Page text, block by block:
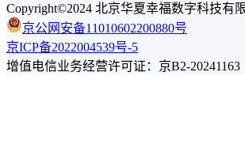
Copyright©2024 北京华夏幸福数字科技有
京公网安备11010602200880号
京ICP备2022004539号-5
增值电信业务经营许可证：京B2-20241163